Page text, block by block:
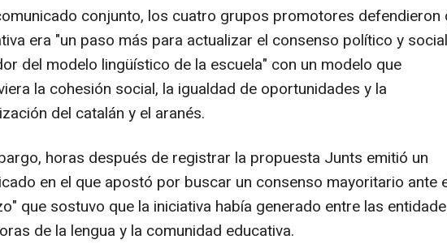
conjunto, los cuatro grupos promotores defendieron
era "un paso más para actualizar el consenso político y social
del modelo lingüístico de la escuela" con un modelo que
la cohesión social, la igualdad de oportunidades y la
del catalán y el aranés.
horas después de registrar la propuesta Junts emitió un
en el que apostó por buscar un consenso mayoritario ante
que sostuvo que la iniciativa había generado entre las
de la lengua y la comunidad educativa.